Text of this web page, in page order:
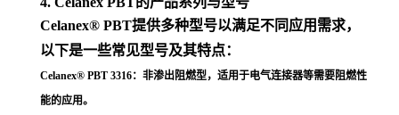
Celanex® PBT提供多种型号以满足不同应用需求，
以下是一些常见型号及其特点：
Celanex® PBT 3316：非渗出阻燃型，适用于电气连接器等需要阻燃性
能的应用。